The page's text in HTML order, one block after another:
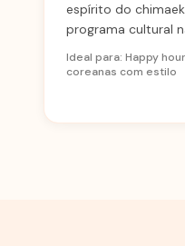
espírito do
programa cultural
Ideal para: Happy
coreanas com estilo